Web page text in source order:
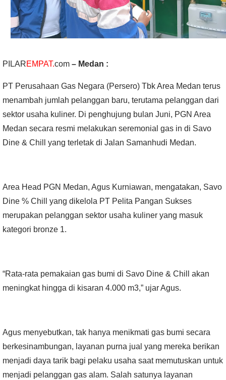
PILAREMPAT.com – Medan :
PT Perusahaan Gas Negara (Persero) Tbk Area Medan terus
menambah jumlah pelanggan baru, terutama pelanggan dari
sektor usaha kuliner. Di penghujung bulan Juni, PGN Area
Medan secara resmi melakukan seremonial gas in di Savo
Dine & Chill yang terletak di Jalan Samanhudi Medan.
Area Head PGN Medan, Agus Kurniawan, mengatakan, Savo
Dine % Chill yang dikelola PT Pelita Pangan Sukses
merupakan pelanggan sektor usaha kuliner yang masuk
kategori bronze 1.
“Rata-rata pemakaian gas bumi di Savo Dine & Chill akan
meningkat hingga di kisaran 4.000 m3,” ujar Agus.
Agus menyebutkan, tak hanya menikmati gas bumi secara
berkesinambungan, layanan purna jual yang mereka berikan
menjadi daya tarik bagi pelaku usaha saat memutuskan untuk
menjadi pelanggan gas alam. Salah satunya layanan